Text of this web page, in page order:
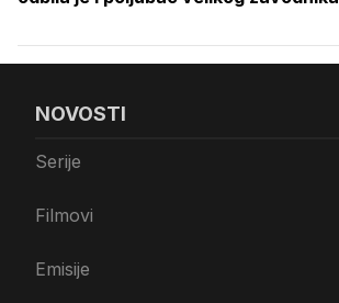
NOVOSTI
Serije
Filmovi
Emisije